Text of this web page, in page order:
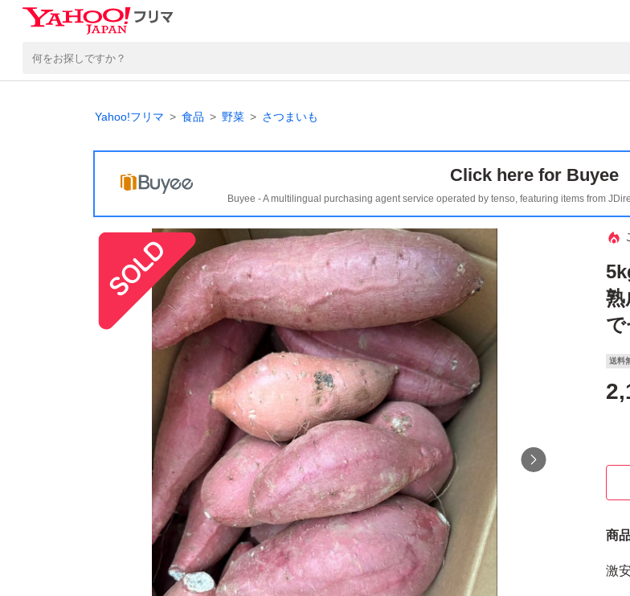
Yahoo!フリマ 食品 野菜 さつまいも
Click here for Buyee
Buyee - A multilingual purchasing agent service operated by tenso, featuring items from
送料
商
激